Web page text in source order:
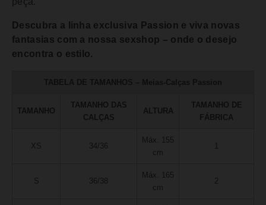
Descubra a linha exclusiva Passion e viva novas
fantasias com a nossa sexshop – onde o desejo
encontra o estilo.
TAMANHO
TAMANHO DAS
CALÇAS
ALTURA
TAMANHO DE
FÁBRICA
XS 34/36
Máx. 155
cm
1
S 36/38
Máx. 165
cm
2